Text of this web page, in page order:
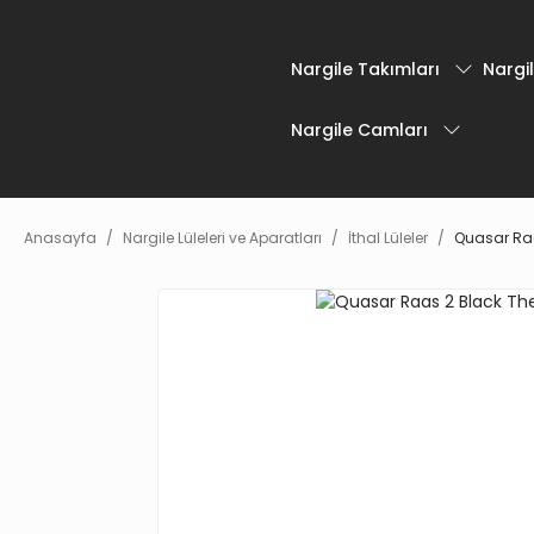
Nargile Takımları
Nargile Camları
Anasayfa Nargile Lüleleri ve Aparatları İthal Lüleler Quasar